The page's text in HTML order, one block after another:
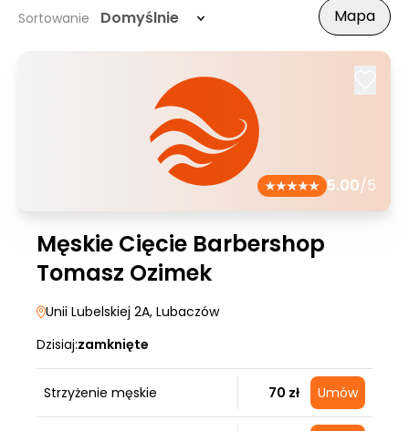
Sortowanie Domyślnie Mapa
5.00/5
Męskie Cięcie Barbershop
Tomasz Ozimek
Unii Lubelskiej 2A, Lubaczów
Dzisiaj:zamknięte
Strzyżenie męskie 70 zł Umów